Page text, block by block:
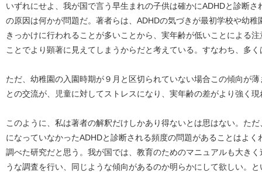
いずれにせよ、我が国で言う早生まれの子供は確かにADHDと診断
の原因は何かが問題だ。著者らは、ADHDの気づきが最初学校や幼
きっかけに行われることが多いことから、実年齢が低いことによる
ことでより顕著に見えてしまうからだと考えている。すなわち、多
ただ、幼稚園の入園時期が９月と区切られていない場合この傾向が
との交流が、児童に対してストレスになり、実年齢の差がより強く
このように、私は著者の解釈だけしかあり得ないとは思はない。た
になっていなかったADHDと診断される頻度の問題があることはよ
調べた研究だと思う。我が国では、教育のためのマニュアルも大き
うな調査を行い、同じような傾向があるのか明らかにして欲しい。